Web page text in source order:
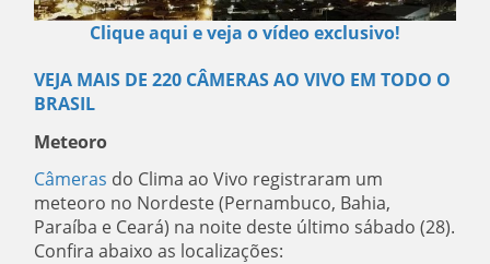
Clique aqui e veja o vídeo exclusivo!
VEJA MAIS DE 220 CÂMERAS AO VIVO EM TODO O
BRASIL
Meteoro
Câmeras do Clima ao Vivo registraram um
meteoro no Nordeste (Pernambuco, Bahia,
Paraíba e Ceará) na noite deste último sábado (28).
Confira abaixo as localizações: